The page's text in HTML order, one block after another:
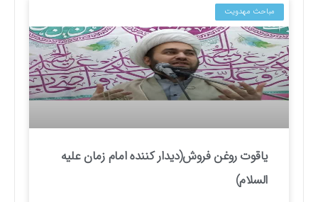
مباحث مهدویت
یاقوت روغن فروش(دیدار کننده امام زمان علیه
السلام)